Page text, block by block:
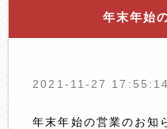
年末年始
2021-11-27 17:55:14
年末年始の営業のお知